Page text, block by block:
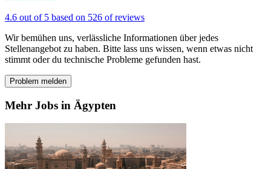
4.6 out of 5 based on 526 of reviews
Wir bemühen uns, verlässliche Informationen über jedes
Stellenangebot zu haben. Bitte lass uns wissen, wenn etwas nicht
stimmt oder du technische Probleme gefunden hast.
Problem melden
Mehr Jobs in Ägypten